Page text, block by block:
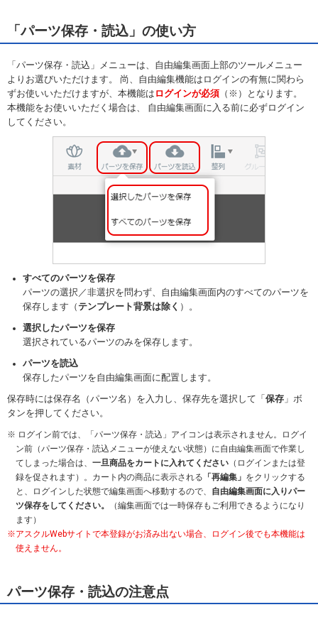
「パーツ保存・読込」の使い方
「パーツ保存・読込」メニューは、自由編集画面上部のツールメニュー
よりお選びいただけます。 尚、自由編集機能はログインの有無に関わら
ずお使いいただけますが、本機能は ログインが必須 （※）となります。
本機能をお使いいただく場合は、 自由編集画面に入る前に必ずログイン
してください。
すべてのパーツを保存
パーツの選択／非選択を問わず、自由編集画面内のすべてのパーツを
保存します（ テンプレート背景は除く ）。
選択したパーツを保存
選択されているパーツのみを保存します。
パーツを読込
保存したパーツを自由編集画面に配置します。
保存時には保存名（パーツ名）を入力し、保存先を選択して「保存 」ボ
タンを押してください。
ログイン前では、「パーツ保存・読込」アイコンは表示されません。ログイ
ン前（パーツ保存・読込メニューが使えない状態）に自由編集画面で作業し
てしまった場合は、 一旦商品をカートに入れてください （ログインまたは登
録を促されます）。カート内の商品に表示される 「再編集」 をクリックする
と、ログインした状態で編集画面へ移動するので、 自由編集画面に入りパー
ツ保存をしてください。
（編集画面では一時保存もご利用できるようになり
ます）
アスクルWebサイトで本登録がお済み出ない場合、ログイン後でも本機能は
使えません。
パーツ保存・読込の注意点